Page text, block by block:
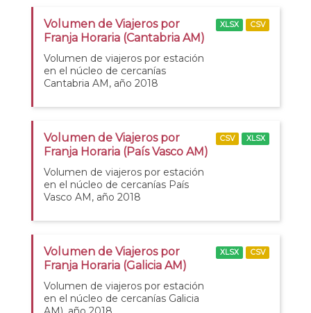
Volumen de Viajeros por
Franja Horaria (Cantabria AM)
Volumen de viajeros por estación
en el núcleo de cercanías
Cantabria AM, año 2018
XLSX CSV
Volumen de Viajeros por
Franja Horaria (País Vasco AM)
Volumen de viajeros por estación
en el núcleo de cercanías País
Vasco AM, año 2018
CSV XLSX
Volumen de Viajeros por
Franja Horaria (Galicia AM)
Volumen de viajeros por estación
en el núcleo de cercanías Galicia
XLSX CSV